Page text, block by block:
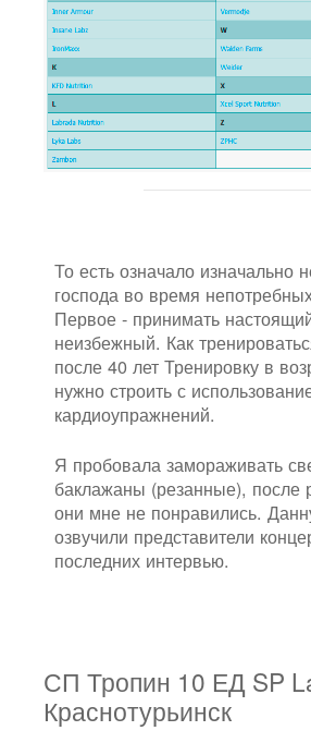
То есть означало изначально
господа во время
Первое - принимать
неизбежный. Как
после 40 лет Тренировку в
нужно строить с
кардиоупражнений.
Я пробовала замораживать
баклажаны (резанные), после
они мне не понравились.
озвучили представители
последних интервью.
СП Тропин 10 ЕД SP
Краснотурьинск